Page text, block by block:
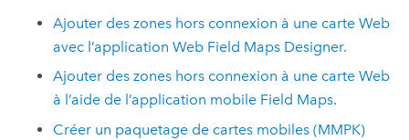
Ajouter des zones hors connexion à une carte Web
avec l’application Web Field Maps Designer.
Ajouter des zones hors connexion à une carte Web
à l’aide de l’application mobile Field Maps.
Créer un paquetage de cartes mobiles (MMPK)